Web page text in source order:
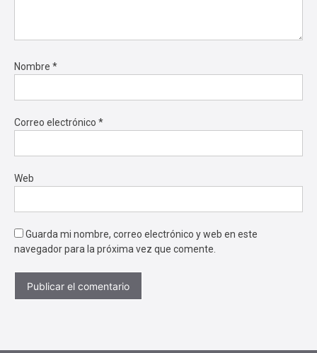
Nombre *
Correo electrónico *
Web
Guarda mi nombre, correo electrónico y web en este
navegador para la próxima vez que comente.